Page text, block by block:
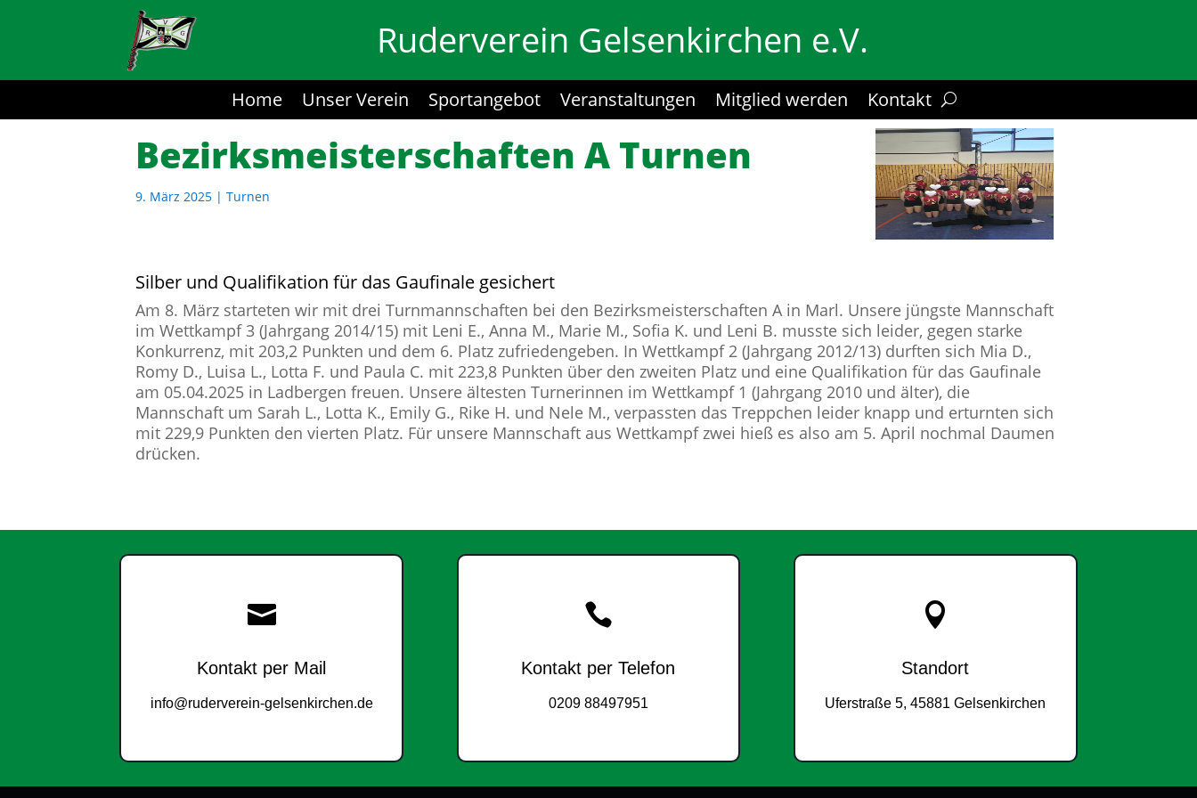
Ruderverein Gelsenkirchen e.V.
Home Unser Verein Sportangebot Veranstaltungen Mitglied werden Kontakt
Bezirksmeisterschaften A Turnen
9. März 2025 | Turnen
Silber und Qualifikation für das Gaufinale gesichert
Am 8. März starteten wir mit drei Turnmannschaften bei den Bezirksmeisterschaften A in Marl. Unsere jüngste Mannschaft
im Wettkampf 3 (Jahrgang 2014/15) mit Leni E., Anna M., Marie M., Sofia K. und Leni B. musste sich leider, gegen starke
Konkurrenz, mit 203,2 Punkten und dem 6. Platz zufriedengeben. In Wettkampf 2 (Jahrgang 2012/13) durften sich Mia D.,
Romy D., Luisa L., Lotta F. und Paula C. mit 223,8 Punkten über den zweiten Platz und eine Qualifikation für das Gaufinale
am 05.04.2025 in Ladbergen freuen. Unsere ältesten Turnerinnen im Wettkampf 1 (Jahrgang 2010 und älter), die
Mannschaft um Sarah L., Lotta K., Emily G., Rike H. und Nele M., verpassten das Treppchen leider knapp und erturnten sich
mit 229,9 Punkten den vierten Platz. Für unsere Mannschaft aus Wettkampf zwei hieß es also am 5. April nochmal Daumen
drücken.

Kontakt per Mail
info@ruderverein-gelsenkirchen.de

Kontakt per Telefon
0209 88497951

Standort
Uferstraße 5, 45881 Gelsenkirchen